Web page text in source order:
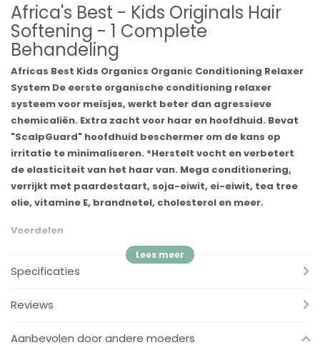
Africa's Best - Kids Originals Hair
Softening - 1 Complete
Behandeling
Africas Best Kids Organics Organic Conditioning Relaxer
System De eerste organische conditioning relaxer
systeem voor meisjes, werkt beter dan agressieve
chemicaliën. Extra zacht voor haar en hoofdhuid. Bevat
"ScalpGuard" hoofdhuid beschermer om de kans op
irritatie te minimaliseren. *Herstelt vocht en verbetert
de elasticiteit van het haar van. Mega conditionering,
verrijkt met paardestaart, soja-eiwit, ei-eiwit, tea tree
olie, vitamine E, brandnetel, cholesterol en meer.
Voordelen
Geschikt voor alle haartypes
Ultra zacht voor het haartje van je kleine
✓Natuurlijke conditioning formule
✓Geeft het haar volume & hydratatie
Inhoud
Specificaties
Reviews
Aanbevolen door andere moeders